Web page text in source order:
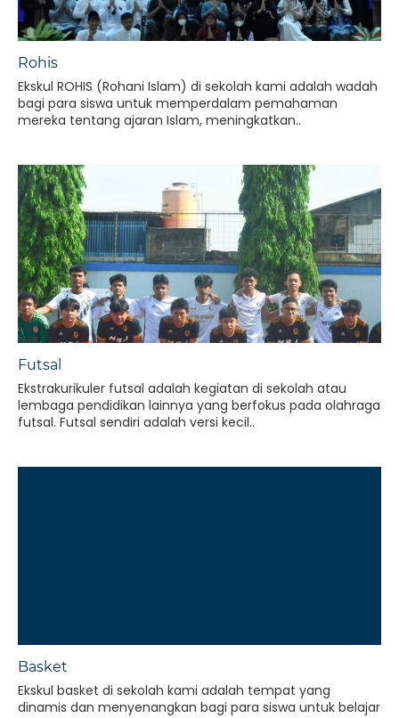
Rohis
Ekskul ROHIS (Rohani Islam) di sekolah kami adalah wadah
bagi para siswa untuk memperdalam pemahaman
mereka tentang ajaran Islam, meningkatkan..
Futsal
Ekstrakurikuler futsal adalah kegiatan di sekolah atau
lembaga pendidikan lainnya yang berfokus pada olahraga
futsal. Futsal sendiri adalah versi kecil..
Basket
Ekskul basket di sekolah kami adalah tempat yang
dinamis dan menyenangkan bagi para siswa untuk belajar